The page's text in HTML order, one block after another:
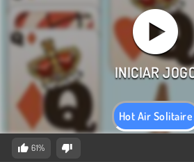
Hot Air Solitaire
61%